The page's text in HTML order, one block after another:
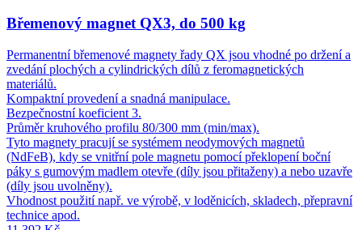
Břemenový magnet QX3, do 500 kg
Permanentní břemenové magnety řady QX jsou vhodné po držení a
zvedání plochých a cylindrických dílů z feromagnetických
materiálů.
Kompaktní provedení a snadná manipulace.
Bezpečnostní koeficient 3.
Průměr kruhového profilu 80/300 mm (min/max).
Tyto magnety pracují se systémem neodymových magnetů
(NdFeB), kdy se vnitřní pole magnetu pomocí překlopení boční
páky s gumovým madlem otevře (díly jsou přitaženy) a nebo uzavře
(díly jsou uvolněny).
Vhodnost použití např. ve výrobě, v loděnicích, skladech, přepravní
technice apod.